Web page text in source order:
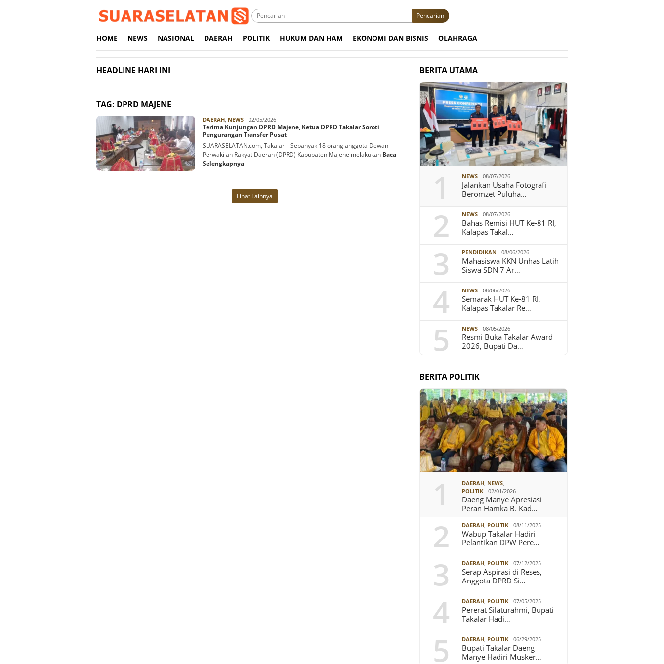
Pencarian
HOME NEWS NASIONAL DAERAH POLITIK HUKUM DAN HAM EKONOMI DAN BISNIS OLAHRAGA
HEADLINE HARI INI
TAG: DPRD MAJENE
DAERAH, NEWSRabbani
02/05/2026
Terima Kunjungan DPRD Majene, Ketua DPRD Takalar Soroti
Pengurangan Transfer Pusat
SUARASELATAN.com, Takalar – Sebanyak 18 orang anggota Dewan
Perwakilan Rakyat Daerah (DPRD) Kabupaten Majene melakukan Baca
Selengkapnya
Lihat Lainnya
BERITA UTAMA
1 NEWS 08/07/2026
Jalankan Usaha Fotografi
Beromzet Puluha…
2 NEWS 08/07/2026
Bahas Remisi HUT Ke-81 RI,
Kalapas Takal…
3 PENDIDIKAN 08/06/2026
Mahasiswa KKN Unhas Latih
Siswa SDN 7 Ar…
4 NEWS 08/06/2026
Semarak HUT Ke-81 RI,
Kalapas Takalar Re…
5 NEWS 08/05/2026
Resmi Buka Takalar Award
2026, Bupati Da…
BERITA POLITIK
1 DAERAH, NEWS,
POLITIK
02/01/2026
Daeng Manye Apresiasi
Peran Hamka B. Kad…
2 DAERAH, POLITIK 08/11/2025
Wabup Takalar Hadiri
Pelantikan DPW Pere…
3 DAERAH, POLITIK 07/12/2025
Serap Aspirasi di Reses,
Anggota DPRD Si…
4 DAERAH, POLITIK 07/05/2025
Pererat Silaturahmi, Bupati
Takalar Hadi…
5 DAERAH, POLITIK 06/29/2025
Bupati Takalar Daeng
Manye Hadiri Musker…